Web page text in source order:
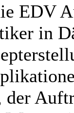
EDV
in
der